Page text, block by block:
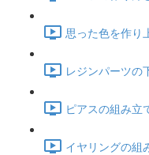
思った色を作り
レジンパーツの
ピアスの組み立
イヤリングの組